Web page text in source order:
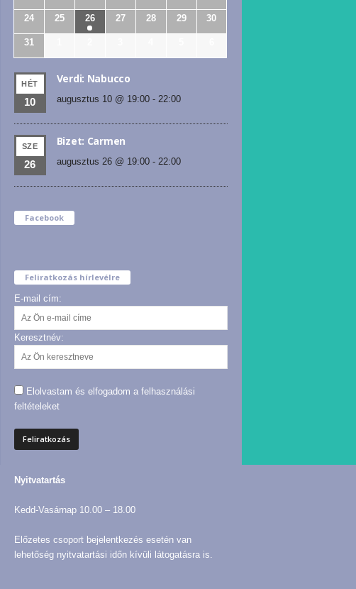
24 25 26 27 28 29 30
31
HÉT
10
Verdi: Nabucco
augusztus 10 @ 19:00- 22:00
SZE
26
Bizet: Carmen
augusztus 26 @ 19:00- 22:00
Facebook
Feliratkozás hírlevélre
E-mail cím:
Keresztnév:
Elolvastam és elfogadom a felhasználási
feltételeket
Nyitvatartás
Kedd-Vasárnap 10.00 – 18.00
Előzetes csoport bejelentkezés esetén van
lehetőség nyitvatartási időn kívüli látogatásra is.